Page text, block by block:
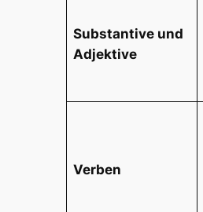
Substantive und
Adjektive
Verben